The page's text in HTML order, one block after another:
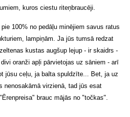
kuros ciestu riteņbraucēji.
100% no pedāļu minējiem savus ratus
lampiņām. Ja jūs tumsā redzat
kustas augšup lejup - ir skaidrs -
oranži apļi pārvietojas uz sāniem - arī
jūsu ceļu, ja balta spuldzīte... Bet, ja uz
nenosakāmā virzienā, tad jūs esat
brauc mājās no "točkas".